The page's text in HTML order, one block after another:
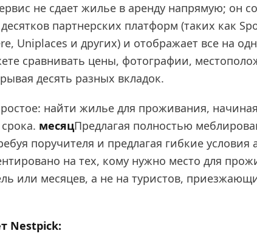
не сдает жилье в аренду напрямую; он
партнерских платформ (таких как
Uniplaces и других) и отображает все на
сравнивать цены, фотографии,
десять разных вкладок.
найти жилье для проживания,
месяцПредлагая полностью
поручителя и предлагая гибкие условия
на тех, кому нужно место для
или месяцев, а не на туристов,
Nestpick: